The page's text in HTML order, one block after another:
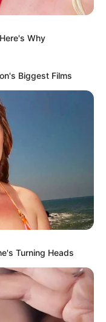
Why
Biggest Films
Turning Heads